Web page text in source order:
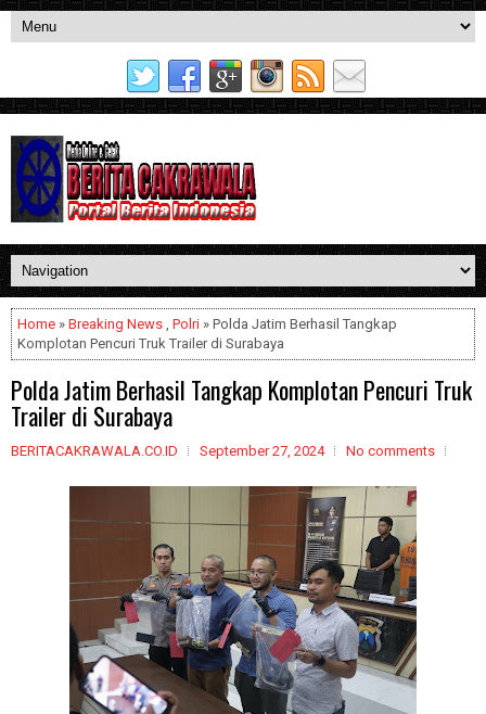
Home » Breaking News , Polri » Polda Jatim Berhasil Tangkap
Komplotan Pencuri Truk Trailer di Surabaya
Polda Jatim Berhasil Tangkap Komplotan Pencuri Truk
Trailer di Surabaya
BERITACAKRAWALA.CO.ID September 27, 2024 No comments